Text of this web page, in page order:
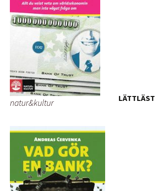
natur&kultur LÄTTLÄST